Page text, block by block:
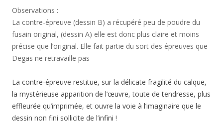
Observations :
La contre-épreuve (dessin B) a récupéré peu de poudre du
fusain original, (dessin A) elle est donc plus claire et moins
précise que l’original. Elle fait partie du sort des épreuves que
Degas ne retravaille pas
La contre-épreuve restitue, sur la délicate fragilité du calque,
la mystérieuse apparition de l’œuvre, toute de tendresse, plus
effleurée qu’imprimée, et ouvre la voie à l’imaginaire que le
dessin non fini sollicite de l’infini !